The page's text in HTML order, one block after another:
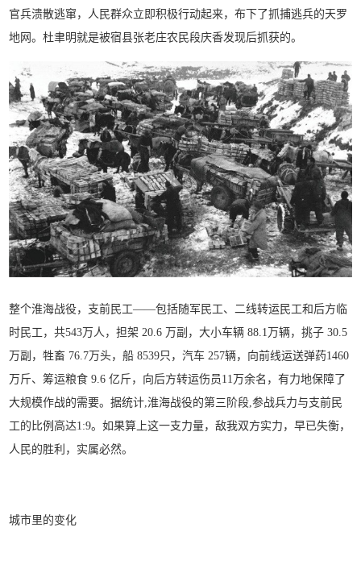
官兵溃散逃窜，人民群众立即积极行动起来，布下了抓捕逃兵的天罗
地网。杜聿明就是被宿县张老庄农民段庆香发现后抓获的。
整个淮海战役，支前民工——包括随军民工、二线转运民工和后方临
时民工，共543万人，担架 20.6 万副，大小车辆 88.1万辆，挑子 30.5
万副，牲畜 76.7万头，船 8539只，汽车 257辆，向前线运送弹药1460
万斤、筹运粮食 9.6 亿斤，向后方转运伤员11万余名，有力地保障了
大规模作战的需要。据统计,淮海战役的第三阶段,参战兵力与支前民
工的比例高达1:9。如果算上这一支力量，敌我双方实力，早已失衡，
人民的胜利，实属必然。
城市里的变化